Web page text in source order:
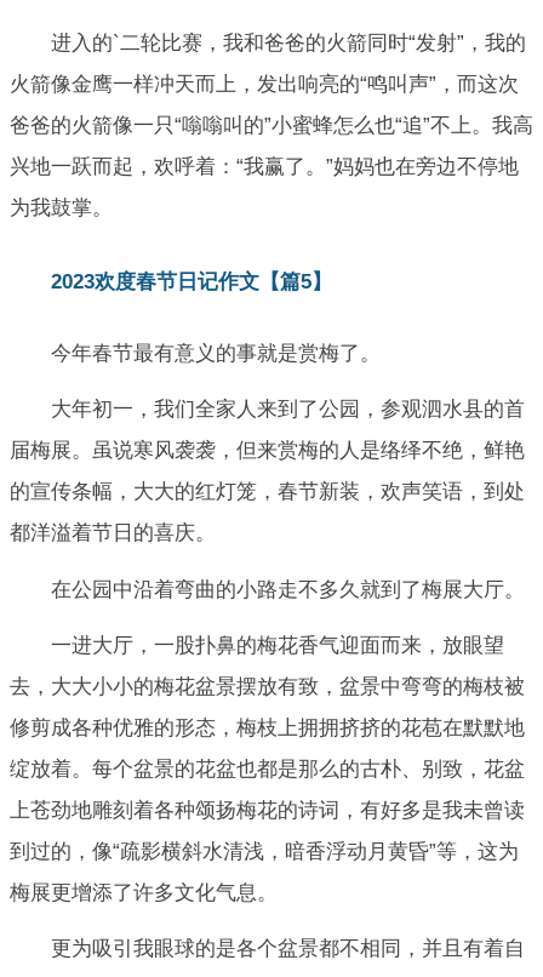
进入的`二轮比赛，我和爸爸的火箭同时“发射”，我的
火箭像金鹰一样冲天而上，发出响亮的“鸣叫声”，而这次
爸爸的火箭像一只“嗡嗡叫的”小蜜蜂怎么也“追”不上。我高
兴地一跃而起，欢呼着：“我赢了。”妈妈也在旁边不停地
为我鼓掌。
2023欢度春节日记作文【篇5】
今年春节最有意义的事就是赏梅了。
大年初一，我们全家人来到了公园，参观泗水县的首
届梅展。虽说寒风袭袭，但来赏梅的人是络绎不绝，鲜艳
的宣传条幅，大大的红灯笼，春节新装，欢声笑语，到处
都洋溢着节日的喜庆。
在公园中沿着弯曲的小路走不多久就到了梅展大厅。
一进大厅，一股扑鼻的梅花香气迎面而来，放眼望
去，大大小小的梅花盆景摆放有致，盆景中弯弯的梅枝被
修剪成各种优雅的形态，梅枝上拥拥挤挤的花苞在默默地
绽放着。每个盆景的花盆也都是那么的古朴、别致，花盆
上苍劲地雕刻着各种颂扬梅花的诗词，有好多是我未曾读
到过的，像“疏影横斜水清浅，暗香浮动月黄昏”等，这为
梅展更增添了许多文化气息。
更为吸引我眼球的是各个盆景都不相同，并且有着自